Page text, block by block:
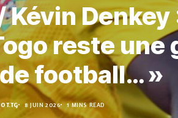
Kévin Denkey
reste une
football… »
8 JUIN 2026 1 MINS READ